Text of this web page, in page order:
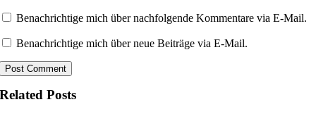
Benachrichtige mich über nachfolgende Kommentare via E-Mail.
Benachrichtige mich über neue Beiträge via E-Mail.
Related Posts